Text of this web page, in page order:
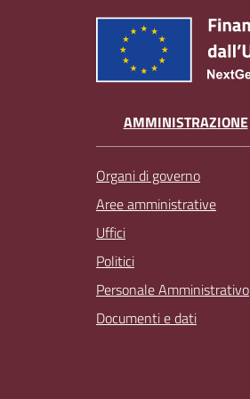
AMMINISTRAZIONE
Organi di governo
Aree amministrative
Uffici
Politici
Personale Amministrativo
Documenti e dati